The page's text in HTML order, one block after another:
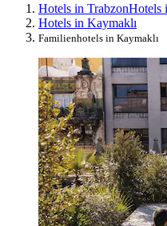
Hotels in TrabzonHotels
Hotels in Kaymaklı
Familienhotels in Kaymaklı